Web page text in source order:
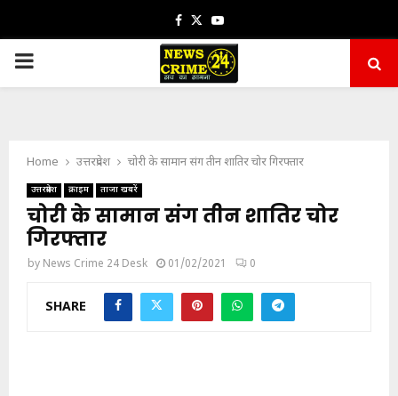
Facebook
TwitterYoutube
PRIMARY
Home उत्तरप्रदेश चोरी के सामान संग तीन शातिर चोर गिरफ्तार
उत्तरप्रदेश क्राइम ताजा खबरें
चोरी के सामान संग तीन शातिर चोर
गिरफ्तार
by News Crime 24 Desk 01/02/2021 0
SHARE